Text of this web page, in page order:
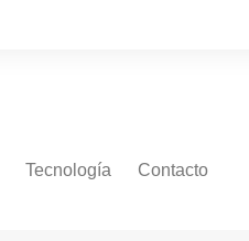
Tecnología Contacto